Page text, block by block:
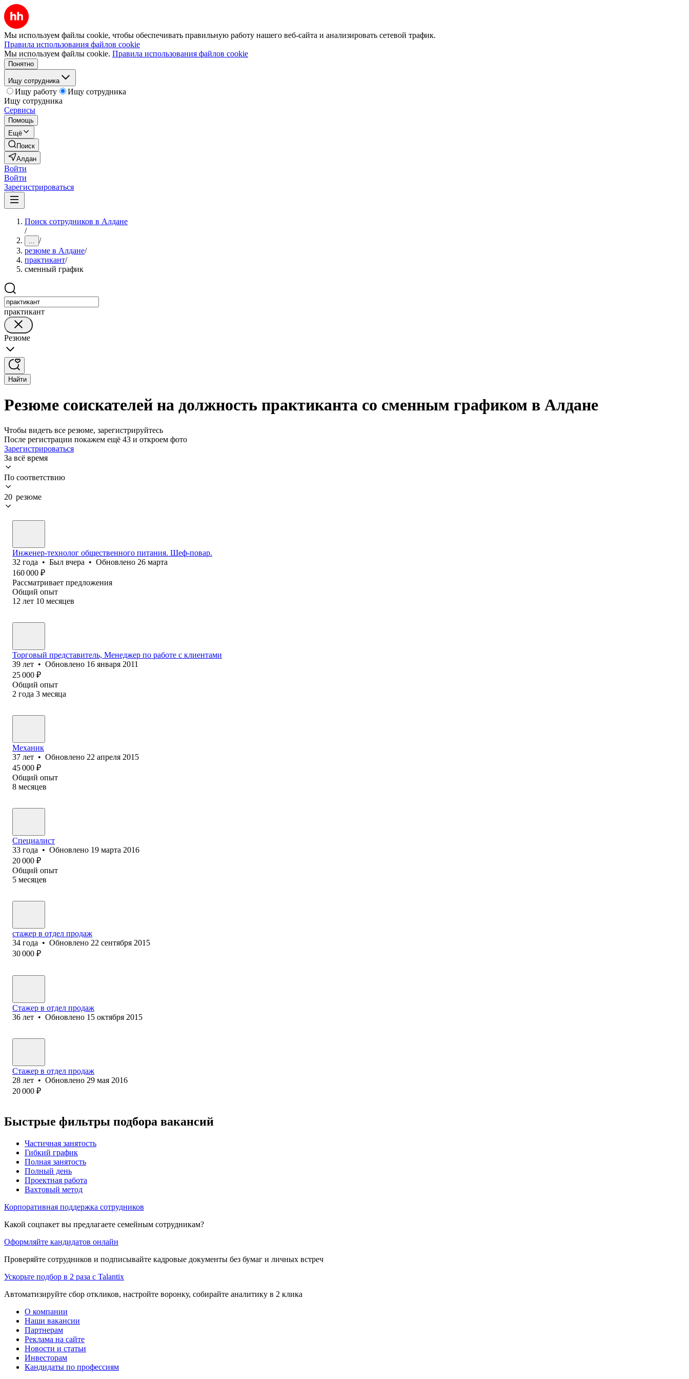
Мы используем файлы cookie, чтобы обеспечивать правильную работу нашего веб-сайта и анализировать сетевой трафик.
Правила использования файлов cookie
Мы используем файлы cookie. Правила использования файлов cookie
Понятно
Ищу сотрудника
Ищу работу
Ищу сотрудника
Ищу сотрудника
Сервисы
Помощь
Ещё
Поиск
Алдан
Войти
Войти
Зарегистрироваться
Поиск сотрудников в Алдане
/
... /
резюме в Алдане/
практикант/
сменный график
практикант
Резюме
Найти
Резюме соискателей на должность практиканта со сменным графиком в Алдане
Чтобы видеть все резюме, зарегистрируйтесь
После регистрации покажем ещё 43 и откроем фото
Зарегистрироваться
За всё время
По соответствию
20 резюме
Инженер-технолог общественного питания. Шеф-повар.
32 года • Был вчера • Обновлено 26 марта
160 000 ₽
Рассматривает предложения
Общий опыт
12 лет 10 месяцев
Торговый представитель, Менеджер по работе с клиентами
39 лет • Обновлено 16 января 2011
25 000 ₽
Общий опыт
2 года 3 месяца
Механик
37 лет • Обновлено 22 апреля 2015
45 000 ₽
Общий опыт
8 месяцев
Специалист
33 года • Обновлено 19 марта 2016
20 000 ₽
Общий опыт
5 месяцев
стажер в отдел продаж
34 года • Обновлено 22 сентября 2015
30 000 ₽
Стажер в отдел продаж
36 лет • Обновлено 15 октября 2015
Стажер в отдел продаж
28 лет • Обновлено 29 мая 2016
20 000 ₽
Быстрые фильтры подбора вакансий
Частичная занятость
Гибкий график
Полная занятость
Полный день
Проектная работа
Вахтовый метод
Корпоративная поддержка сотрудников
Какой соцпакет вы предлагаете семейным сотрудникам?
Оформляйте кандидатов онлайн
Проверяйте сотрудников и подписывайте кадровые документы без бумаг и личных встреч
Ускорьте подбор в 2 раза с Talantix
Автоматизируйте сбор откликов, настройте воронку, собирайте аналитику в 2 клика
О компании
Наши вакансии
Партнерам
Реклама на сайте
Новости и статьи
Инвесторам
Кандидаты по профессиям